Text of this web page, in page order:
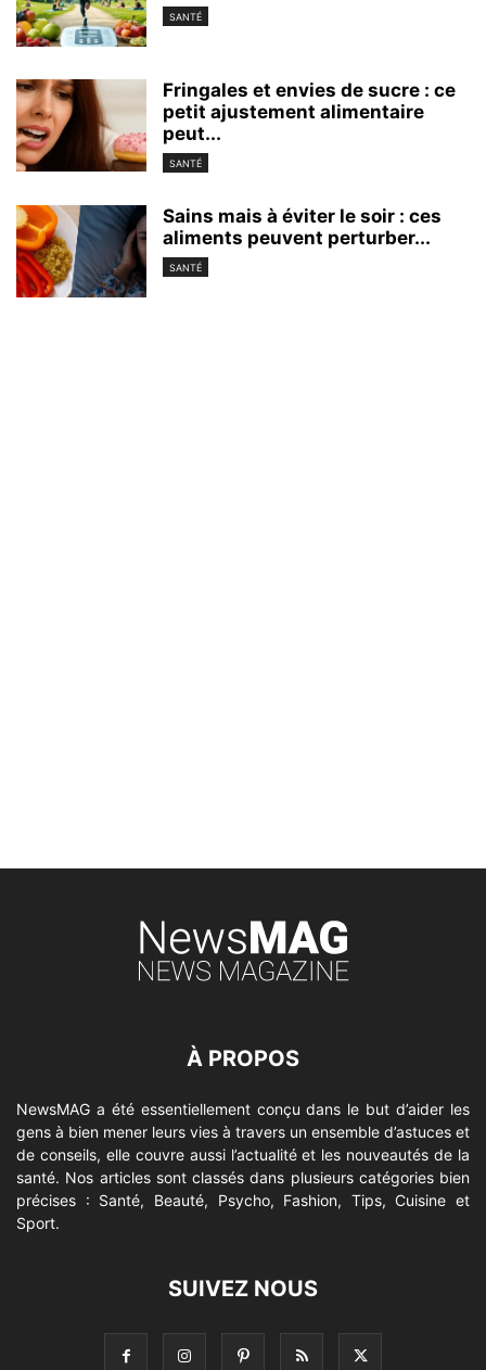
SANTÉ
Fringales et envies de sucre : ce
petit ajustement alimentaire
peut...
SANTÉ
Sains mais à éviter le soir : ces
aliments peuvent perturber...
SANTÉ
À PROPOS
NewsMAG a été essentiellement conçu dans le but d’aider les
gens à bien mener leurs vies à travers un ensemble d’astuces et
de conseils, elle couvre aussi l’actualité et les nouveautés de la
santé. Nos articles sont classés dans plusieurs catégories bien
précises : Santé, Beauté, Psycho, Fashion, Tips, Cuisine et
Sport.
SUIVEZ NOUS